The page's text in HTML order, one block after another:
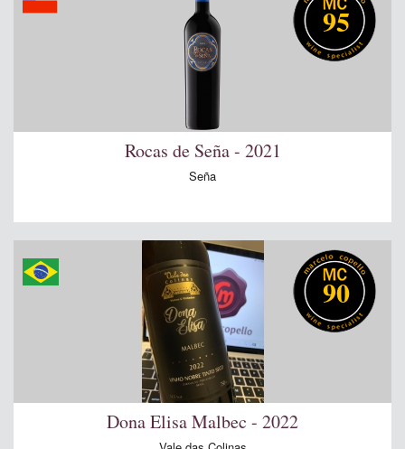
95
Rocas de Seña - 2021
Seña
90
Dona Elisa Malbec - 2022